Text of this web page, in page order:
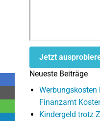
Jetzt
Neueste Beiträge
Werbungskosten
Finanzamt
Kindergeld trotz